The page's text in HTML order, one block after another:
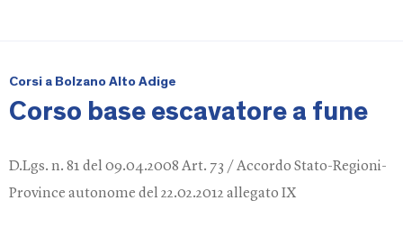
Corsi a Bolzano Alto Adige
Corso base escavatore a fune
D.Lgs. n. 81 del 09.04.2008 Art. 73 / Accordo Stato-Regioni-
Province autonome del 22.02.2012 allegato IX